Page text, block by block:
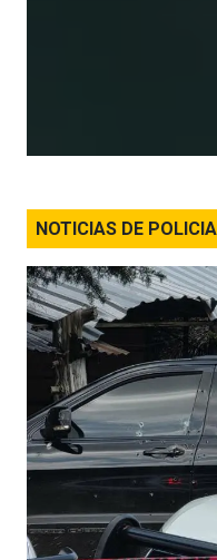
NOTICIAS DE